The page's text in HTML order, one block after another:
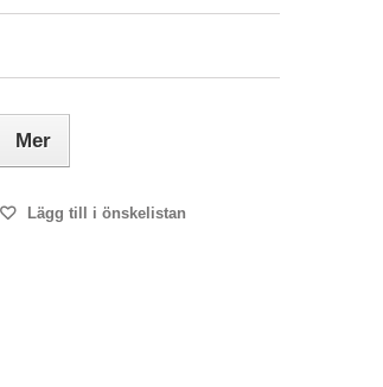
Mer
Lägg till i önskelistan